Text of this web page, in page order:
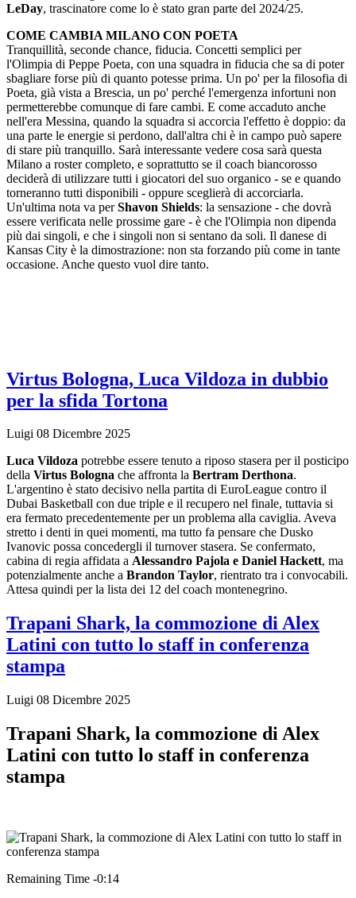
LeDay, trascinatore come lo è stato gran parte del 2024/25.
COME CAMBIA MILANO CON POETA
Tranquillità, seconde chance, fiducia. Concetti semplici per
l'Olimpia di Peppe Poeta, con una squadra in fiducia che sa di poter
sbagliare forse più di quanto potesse prima. Un po' per la filosofia di
Poeta, già vista a Brescia, un po' perché l'emergenza infortuni non
permetterebbe comunque di fare cambi. E come accaduto anche
nell'era Messina, quando la squadra si accorcia l'effetto è doppio: da
una parte le energie si perdono, dall'altra chi è in campo può sapere
di stare più tranquillo. Sarà interessante vedere cosa sarà questa
Milano a roster completo, e soprattutto se il coach biancorosso
deciderà di utilizzare tutti i giocatori del suo organico - se e quando
torneranno tutti disponibili - oppure sceglierà di accorciarla.
Un'ultima nota va perShavon Shields: la sensazione - che dovrà
essere verificata nelle prossime gare - è che l'Olimpia non dipenda
più dai singoli, e che i singoli non si sentano da soli. Il danese di
Kansas City è la dimostrazione: non sta forzando più come in tante
occasione. Anche questo vuol dire tanto.
Virtus Bologna, Luca Vildoza in dubbio
per la sfida Tortona
Luigi 08 Dicembre 2025
Luca Vildoza potrebbe essere tenuto a riposo stasera per il posticipo
della Virtus Bologna che affronta la Bertram Derthona.
L'argentino è stato decisivo nella partita di EuroLeague contro il
Dubai Basketball con due triple e il recupero nel finale, tuttavia si
era fermato precedentemente per un problema alla caviglia. Aveva
stretto i denti in quei momenti, ma tutto fa pensare che Dusko
Ivanovic possa concedergli il turnover stasera. Se confermato,
cabina di regia affidata a Alessandro Pajola e Daniel Hackett, ma
potenzialmente anche a Brandon Taylor, rientrato tra i convocabili.
Attesa quindi per la lista dei 12 del coach montenegrino.
Trapani Shark, la commozione di Alex
Latini con tutto lo staff in conferenza
stampa
Luigi 08 Dicembre 2025
Trapani Shark, la commozione di Alex
Latini con tutto lo staff in conferenza
stampa
Remaining Time -0:14